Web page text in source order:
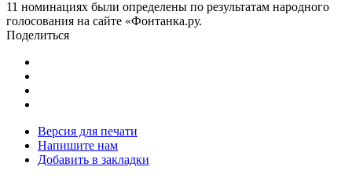
11 номинациях были определены по результатам народного
голосования на сайте «Фонтанка.ру.
Поделиться
Версия для печати
Напишите нам
Добавить в закладки